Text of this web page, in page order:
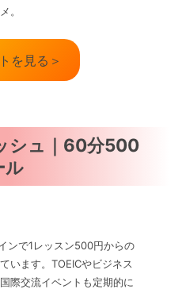
。
を見る＞
シュ｜60分500
ル
ンで1レッスン500円からの
います。TOEICやビジネス
際交流イベントも定期的に